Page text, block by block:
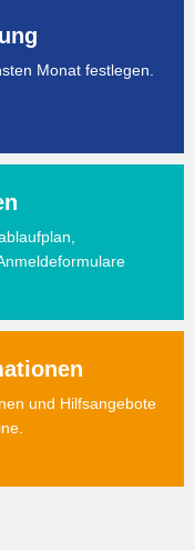
Monat festlegen.
und Hilfsangebote